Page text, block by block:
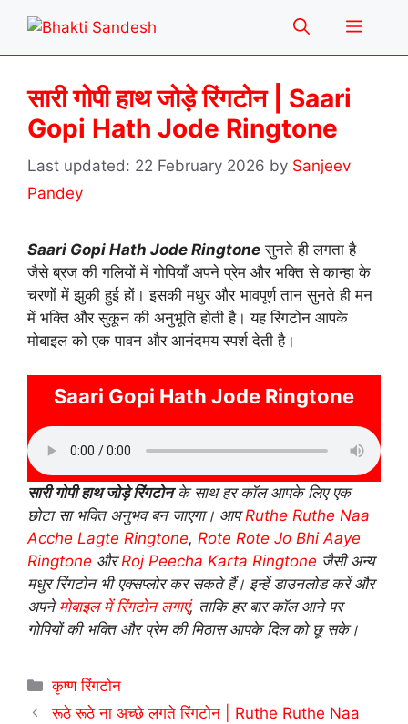
content
Menu
सारी गोपी हाथ जोड़े रिंगटोन | Saari
Gopi Hath Jode Ringtone
22 February 2026 by Sanjeev
Pandey
Saari Gopi Hath Jode Ringtone सुनते ही लगता है
जैसे ब्रज की गलियों में गोपियाँ अपने प्रेम और भक्ति से कान्हा के
चरणों में झुकी हुई हों। इसकी मधुर और भावपूर्ण तान सुनते ही मन
में भक्ति और सुकून की अनुभूति होती है। यह रिंगटोन आपके
मोबाइल को एक पावन और आनंदमय स्पर्श देती है।
Saari Gopi Hath Jode Ringtone
सारी गोपी हाथ जोड़े रिंगटोनके साथ हर कॉल आपके लिए एक
छोटा सा भक्ति अनुभव बन जाएगा। आपRuthe Ruthe Naa
Acche Lagte Ringtone, Rote Rote Jo Bhi Aaye
Ringtone औरRoj Peecha Karta Ringtone जैसी अन्य
मधुर रिंगटोन भी एक्सप्लोर कर सकते हैं। इन्हें डाउनलोड करें और
अपनेमोबाइल में रिंगटोन लगाएं, ताकि हर बार कॉल आने पर
गोपियों की भक्ति और प्रेम की मिठास आपके दिल को छू सके।
Categories
कृष्ण रिंगटोन
रूठे रूठे ना अच्छे लगते रिंगटोन | Ruthe Ruthe Naa